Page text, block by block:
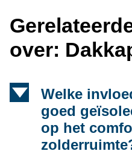
over:
d
Welke
goed
op het